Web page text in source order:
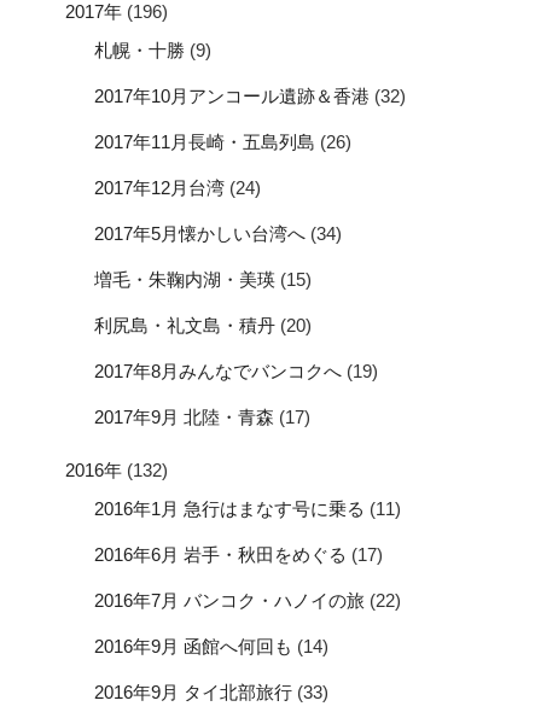
2017年 (196)
札幌・十勝 (9)
2017年10月アンコール遺跡＆香港 (32)
2017年11月長崎・五島列島 (26)
2017年12月台湾 (24)
2017年5月懐かしい台湾へ (34)
増毛・朱鞠内湖・美瑛 (15)
利尻島・礼文島・積丹 (20)
2017年8月みんなでバンコクへ (19)
2017年9月 北陸・青森 (17)
2016年 (132)
2016年1月 急行はまなす号に乗る (11)
2016年6月 岩手・秋田をめぐる (17)
2016年7月 バンコク・ハノイの旅 (22)
2016年9月 函館へ何回も (14)
2016年9月 タイ北部旅行 (33)